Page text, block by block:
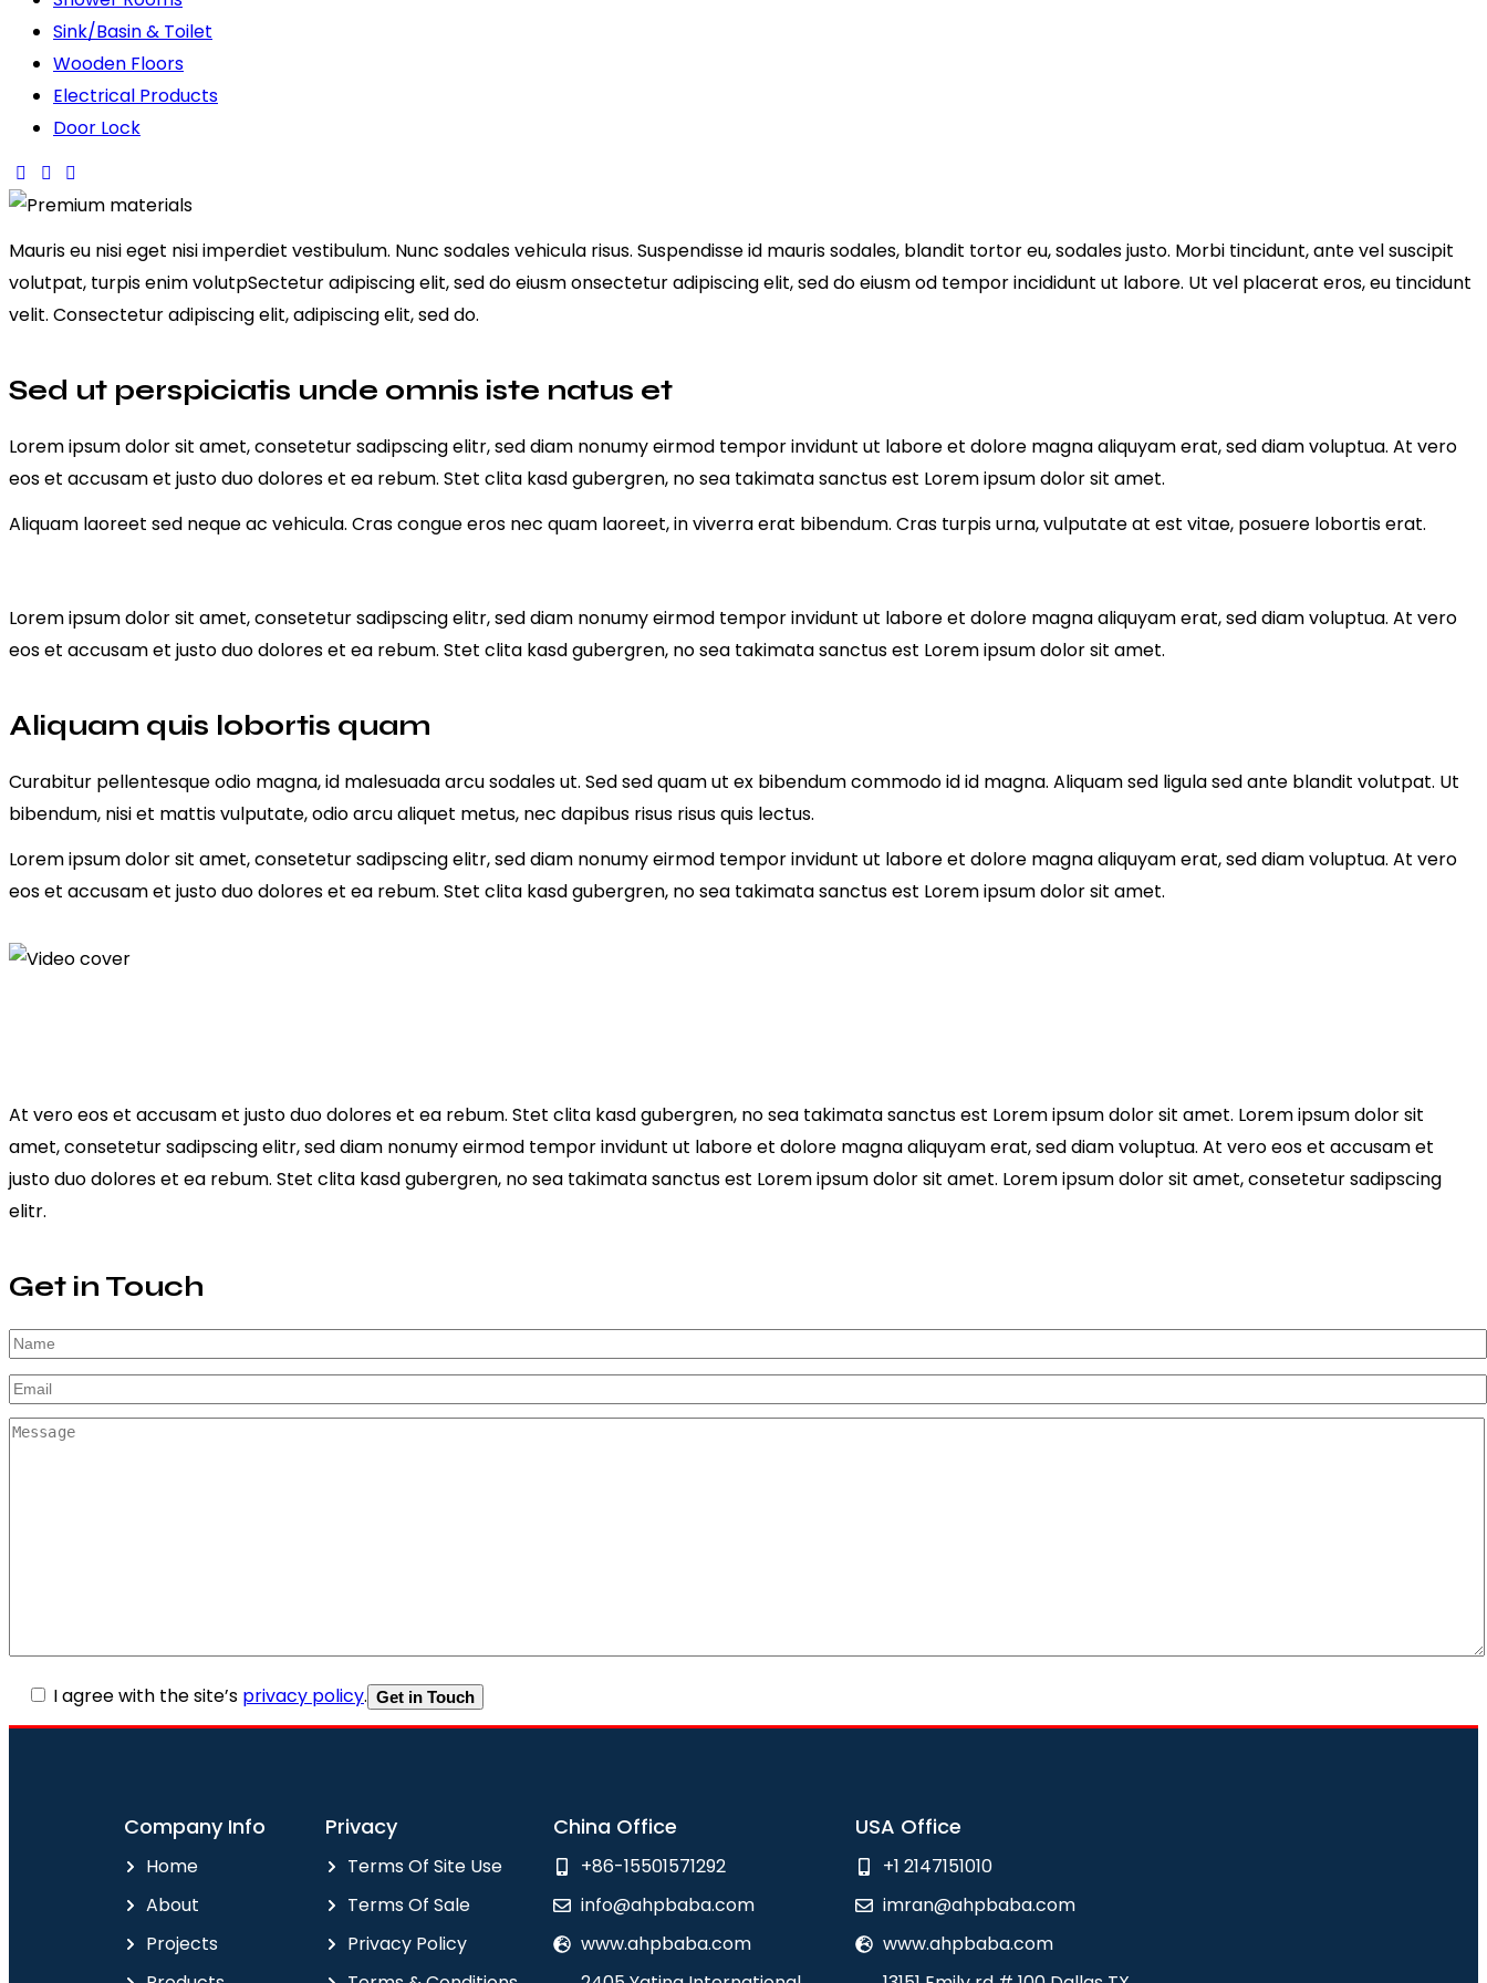
Sink/Basin & Toilet
Wooden Floors
Electrical Products
Door Lock
Mauris eu nisi eget nisi imperdiet vestibulum. Nunc sodales vehicula risus. Suspendisse id mauris sodales, blandit tortor eu, sodales justo. Morbi tincidunt, ante vel suscipit
volutpat, turpis enim volutpSectetur adipiscing elit, sed do eiusm onsectetur adipiscing elit, sed do eiusm od tempor incididunt ut labore. Ut vel placerat eros, eu tincidunt
velit. Consectetur adipiscing elit, adipiscing elit, sed do.
Sed ut perspiciatis unde omnis iste natus et
Lorem ipsum dolor sit amet, consetetur sadipscing elitr, sed diam nonumy eirmod tempor invidunt ut labore et dolore magna aliquyam erat, sed diam voluptua. At vero
eos et accusam et justo duo dolores et ea rebum. Stet clita kasd gubergren, no sea takimata sanctus est Lorem ipsum dolor sit amet.
Aliquam laoreet sed neque ac vehicula. Cras congue eros nec quam laoreet, in viverra erat bibendum. Cras turpis urna, vulputate at est vitae, posuere lobortis erat.
Lorem ipsum dolor sit amet, consetetur sadipscing elitr, sed diam nonumy eirmod tempor invidunt ut labore et dolore magna aliquyam erat, sed diam voluptua. At vero
eos et accusam et justo duo dolores et ea rebum. Stet clita kasd gubergren, no sea takimata sanctus est Lorem ipsum dolor sit amet.
Aliquam quis lobortis quam
Curabitur pellentesque odio magna, id malesuada arcu sodales ut. Sed sed quam ut ex bibendum commodo id id magna. Aliquam sed ligula sed ante blandit volutpat. Ut
bibendum, nisi et mattis vulputate, odio arcu aliquet metus, nec dapibus risus risus quis lectus.
Lorem ipsum dolor sit amet, consetetur sadipscing elitr, sed diam nonumy eirmod tempor invidunt ut labore et dolore magna aliquyam erat, sed diam voluptua. At vero
eos et accusam et justo duo dolores et ea rebum. Stet clita kasd gubergren, no sea takimata sanctus est Lorem ipsum dolor sit amet.
At vero eos et accusam et justo duo dolores et ea rebum. Stet clita kasd gubergren, no sea takimata sanctus est Lorem ipsum dolor sit amet. Lorem ipsum dolor sit
amet, consetetur sadipscing elitr, sed diam nonumy eirmod tempor invidunt ut labore et dolore magna aliquyam erat, sed diam voluptua. At vero eos et accusam et
justo duo dolores et ea rebum. Stet clita kasd gubergren, no sea takimata sanctus est Lorem ipsum dolor sit amet. Lorem ipsum dolor sit amet, consetetur sadipscing
elitr.
Get in Touch
I agree with the site’s privacy policy.
Company Info
Home
About
Projects
Privacy
Terms Of Site Use
Terms Of Sale
Privacy Policy
China Office
+86-15501571292
info@ahpbaba.com
www.ahpbaba.com
USA Office
+1 2147151010
imran@ahpbaba.com
www.ahpbaba.com